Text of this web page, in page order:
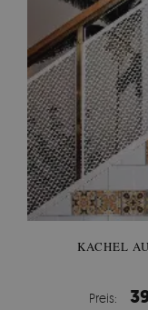
KACHEL
Preis: